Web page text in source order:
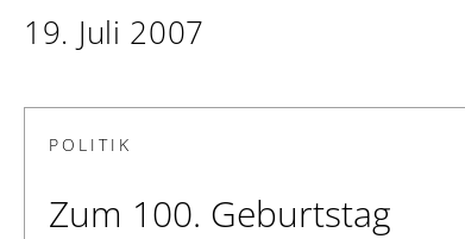
19. Juli 2007
POLITIK
Zum 100. Geburtstag